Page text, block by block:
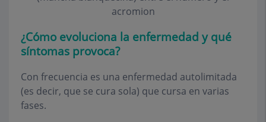
acromion
¿Cómo evoluciona la enfermedad y qué
síntomas provoca?
Con frecuencia es una enfermedad autolimitada
(es decir, que se cura sola) que cursa en varias
fases.